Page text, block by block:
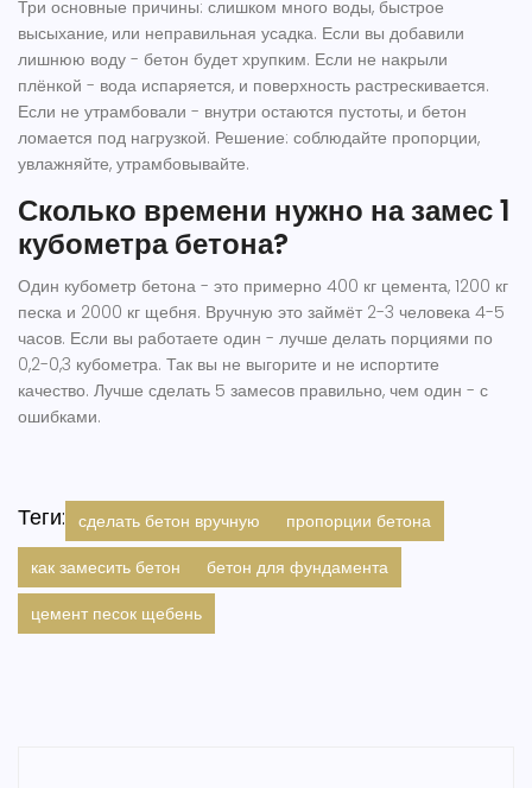
Три основные причины: слишком много воды, быстрое
высыхание, или неправильная усадка. Если вы добавили
лишнюю воду - бетон будет хрупким. Если не накрыли
плёнкой - вода испаряется, и поверхность растрескивается.
Если не утрамбовали - внутри остаются пустоты, и бетон
ломается под нагрузкой. Решение: соблюдайте пропорции,
увлажняйте, утрамбовывайте.
Сколько времени нужно на замес 1
кубометра бетона?
Один кубометр бетона - это примерно 400 кг цемента, 1200 кг
песка и 2000 кг щебня. Вручную это займёт 2-3 человека 4-5
часов. Если вы работаете один - лучше делать порциями по
0,2-0,3 кубометра. Так вы не выгорите и не испортите
качество. Лучше сделать 5 замесов правильно, чем один - с
ошибками.
Теги: сделать бетон вручную
пропорции бетона
как замесить бетон
бетон для фундамента
цемент песок щебень